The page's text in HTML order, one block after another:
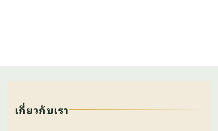
เกี่ยวกับเรา